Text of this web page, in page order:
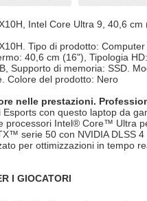
Intel Core Ultra 9, 40,6
Tipo di prodotto:
40,6 cm (16"), Tipologia
Supporto di memoria: SSD.
Colore del prodotto: Nero
nelle prestazioni.
con questo laptop da
processori Intel® Core™ Ultra
serie 50 con NVIDIA DLSS 4
per ottimizzazioni in tempo
I GIOCATORI